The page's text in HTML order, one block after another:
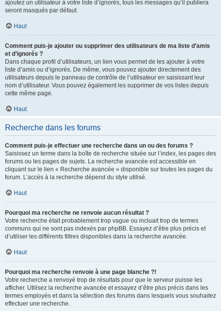
ajoutez un utilisateur à votre liste d’ignorés, tous les messages qu’il publiera
seront masqués par défaut.
Haut
Comment puis-je ajouter ou supprimer des utilisateurs de ma liste d’amis
et d’ignorés ?
Dans chaque profil d’utilisateurs, un lien vous permet de les ajouter à votre
liste d’amis ou d’ignorés. De même, vous pouvez ajouter directement des
utilisateurs depuis le panneau de contrôle de l’utilisateur en saisissant leur
nom d’utilisateur. Vous pouvez également les supprimer de vos listes depuis
cette même page.
Haut
Recherche dans les forums
Comment puis-je effectuer une recherche dans un ou des forums ?
Saisissez un terme dans la boîte de recherche située sur l’index, les pages des
forums ou les pages de sujets. La recherche avancée est accessible en
cliquant sur le lien « Recherche avancée » disponible sur toutes les pages du
forum. L’accès à la recherche dépend du style utilisé.
Haut
Pourquoi ma recherche ne renvoie aucun résultat ?
Votre recherche était probablement trop vague ou incluait trop de termes
communs qui ne sont pas indexés par phpBB. Essayez d’être plus précis et
d’utiliser les différents filtres disponibles dans la recherche avancée.
Haut
Pourquoi ma recherche renvoie à une page blanche ?!
Votre recherche a renvoyé trop de résultats pour que le serveur puisse les
afficher. Utilisez la recherche avancée et essayez d’être plus précis dans les
termes employés et dans la sélection des forums dans lesquels vous souhaitez
effectuer une recherche.